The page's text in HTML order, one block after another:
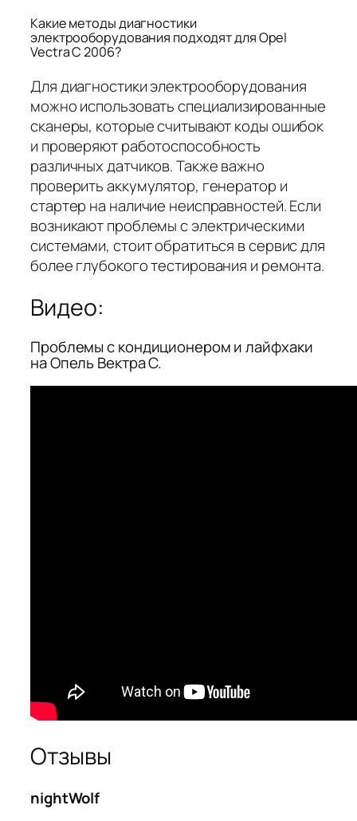
Какие методы диагностики
электрооборудования подходят для Opel
Vectra C 2006?
Для диагностики электрооборудования
можно использовать специализированные
сканеры, которые считывают коды ошибок
и проверяют работоспособность
различных датчиков. Также важно
проверить аккумулятор, генератор и
стартер на наличие неисправностей. Если
возникают проблемы с электрическими
системами, стоит обратиться в сервис для
более глубокого тестирования и ремонта.
Видео:
Проблемы с кондиционером и лайфхаки
на Опель Вектра С.
Отзывы
nightWolf